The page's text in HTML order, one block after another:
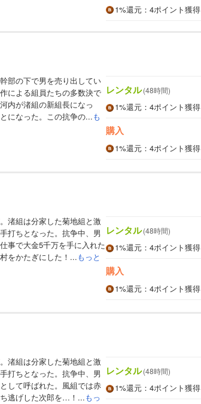
1%還元 ：4ポイント獲得
部の下で男を売り出してい
による組員たちの多数決で
内が渚組の新組長になっ
になった。この抗争の...も
レンタル(48時間)
1%還元 ：4ポイント獲得
購入
1%還元 ：4ポイント獲得
渚組は分家した菊地組と激
打ちとなった。抗争中、男
事で大金5千万を手に入れた
をかたぎにした！...もっと
レンタル(48時間)
1%還元 ：4ポイント獲得
購入
1%還元 ：4ポイント獲得
渚組は分家した菊地組と激
打ちとなった。抗争中、男
して呼ばれた。風組では赤
逃げした次郎を…！...もっ
レンタル(48時間)
1%還元 ：4ポイント獲得